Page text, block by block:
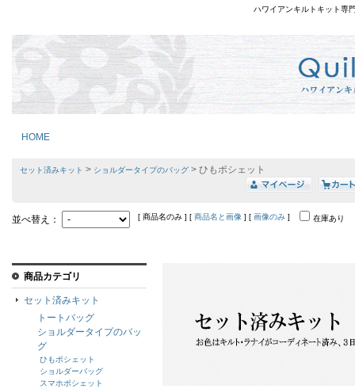
ハワイアンキルトキット専
HOME
セット済みキット > ショルダータイプのバッグ > ひもポシェット
並べ替え： [ 商品名のみ ] [ 商品名と画像 ] [ 画像のみ ] 在庫あり
商品カテゴリ
セット済みキット
トートバッグ
ショルダータイプのバッ
グ
ひもポシェット
ショルダーバッグ
スマホポシェット